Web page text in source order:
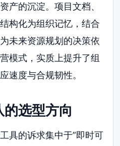
产的沉淀。项目文档、
构化为组织记忆，结合
未来资源规划的决策依
模式，实质上提升了组
速度与合规韧性。
选型方向
具的诉求集中于”即时可